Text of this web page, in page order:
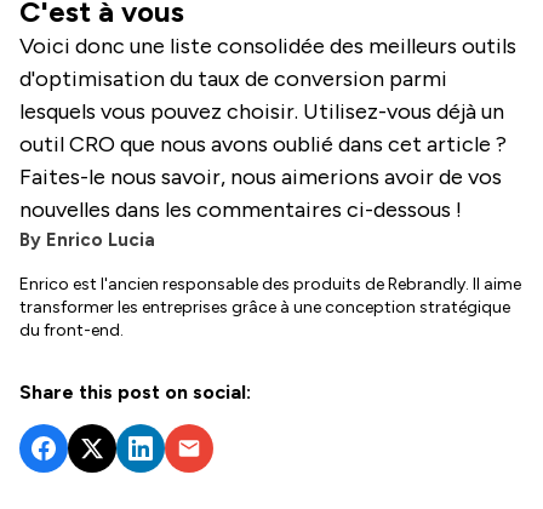
By Enrico Lucia
Enrico est l'ancien responsable des produits de Rebrandly. Il aime
transformer les entreprises grâce à une conception stratégique
du front-end.
Share this post on social:
C'est à vous
Voici donc une liste consolidée des meilleurs outils
d'optimisation du taux de conversion parmi
lesquels vous pouvez choisir. Utilisez-vous déjà un
outil CRO que nous avons oublié dans cet article ?
Faites-le nous savoir, nous aimerions avoir de vos
nouvelles dans les commentaires ci-dessous !